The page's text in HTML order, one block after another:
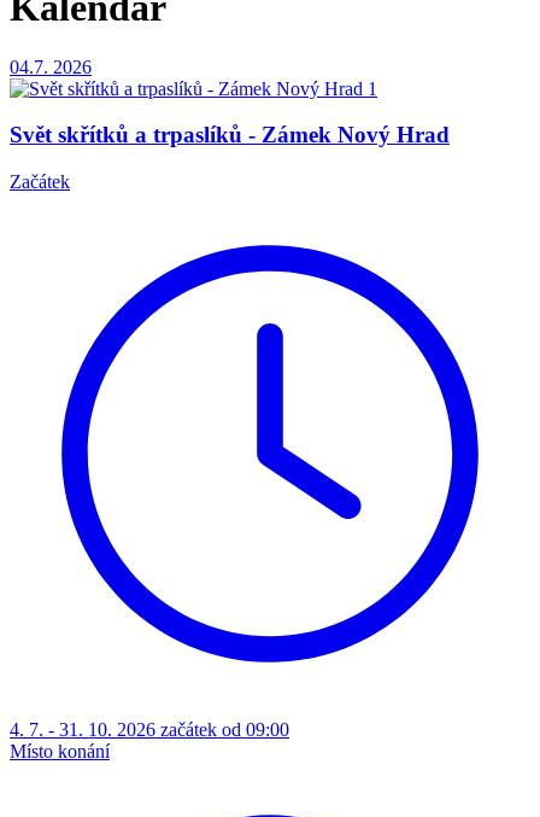
04.7. 2026
Svět skřítků a trpaslíků - Zámek Nový Hrad
Začátek
4. 7. - 31. 10. 2026 začátek od 09:00
Místo konání